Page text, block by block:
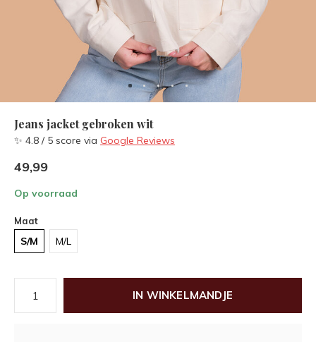
Jeans jacket gebroken wit
✨ 4.8 / 5 score via Google Reviews
49,99
Op voorraad
Maat
S/M M/L
IN WINKELMANDJE